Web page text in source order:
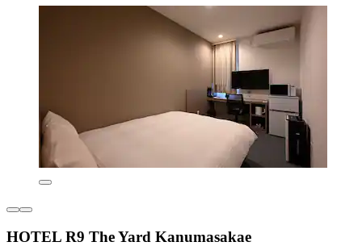
HOTEL R9 The Yard Kanumasakae